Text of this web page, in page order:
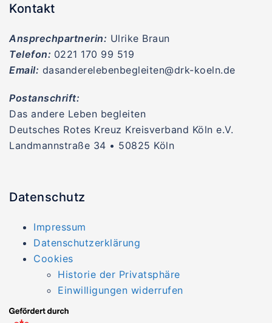
Kontakt
Ansprechpartnerin: Ulrike Braun
Telefon: 0221 170 99 519
Email: dasanderelebenbegleiten@drk-koeln.de
Postanschrift:
Das andere Leben begleiten
Deutsches Rotes Kreuz Kreisverband Köln e.V.
Landmannstraße 34 • 50825 Köln
Datenschutz
Impressum
Datenschutzerklärung
Cookies
Historie der Privatsphäre
Einwilligungen widerrufen